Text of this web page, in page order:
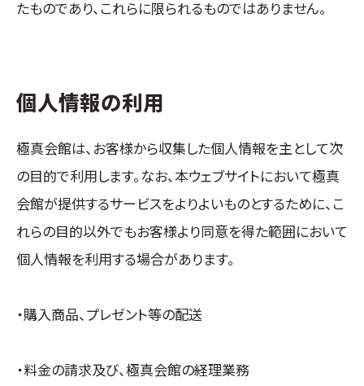
たものであり、これらに限られるものではありません。
個人情報の利用
極真会館は、お客様から収集した個人情報を主として次
の目的で利用します。なお、本ウェブサイトにおいて極真
会館が提供するサービスをよりよいものとするために、こ
れらの目的以外でもお客様より同意を得た範囲において
個人情報を利用する場合があります。
・購入商品、プレゼント等の配送
・料金の請求及び、極真会館の経理業務